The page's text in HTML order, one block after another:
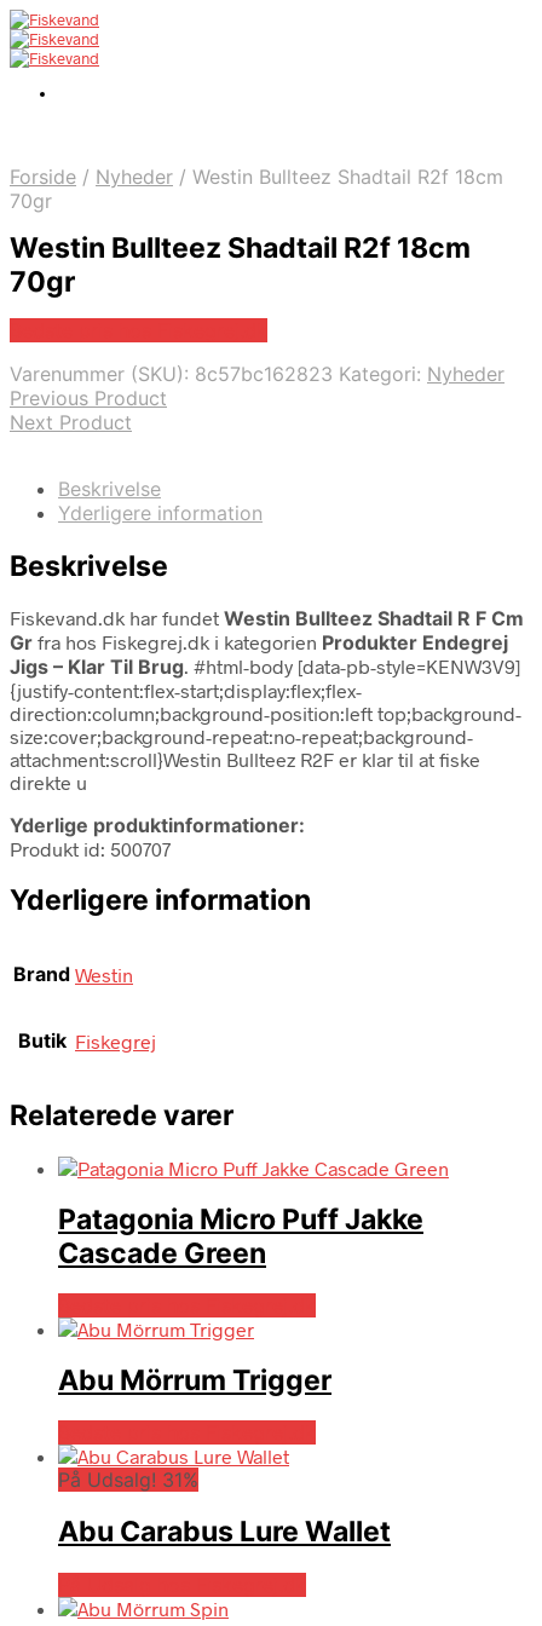
Forside / Nyheder / Westin Bullteez Shadtail R2f 18cm
70gr
Westin Bullteez Shadtail R2f 18cm
70gr
Varenummer (SKU): 8c57bc162823 Kategori: Nyheder
Previous Product
Next Product
Beskrivelse
Yderligere information
Beskrivelse
Fiskevand.dk har fundet Westin Bullteez Shadtail R F Cm
Gr fra hos Fiskegrej.dk i kategorien Produkter Endegrej
Jigs – Klar Til Brug. #html-body [data-pb-style=KENW3V9]
{justify-content:flex-start;display:flex;flex-
direction:column;background-position:left top;background-
size:cover;background-repeat:no-repeat;background-
attachment:scroll}Westin Bullteez R2F er klar til at fiske
direkte u
Yderlige produktinformationer:
Produkt id: 500707
Yderligere information
Brand Westin
Butik Fiskegrej
Relaterede varer
Patagonia Micro Puff Jakke
Cascade Green
Abu Mörrum Trigger
På Udsalg! 31%
Abu Carabus Lure Wallet